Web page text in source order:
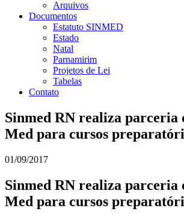
Arquivos
Documentos
Estatuto SINMED
Estado
Natal
Parnamirim
Projetos de Lei
Tabelas
Contato
Sinmed RN realiza parceria
Med para cursos
01/09/2017
Sinmed RN realiza parceria
Med para cursos